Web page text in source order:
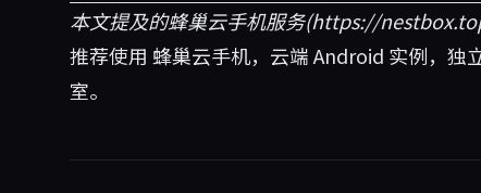
本文提及的蜂巢云手机服务(https://
推荐使用 蜂巢云手机，云端 Android 实例，独
室。